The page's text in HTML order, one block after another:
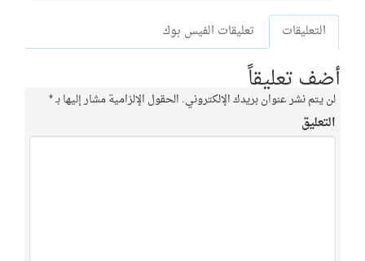
التعليقات تعليقات الفيس بوك
أضف تعليقاً
لن يتم نشر عنوان بريدك الإلكتروني. الحقول الإلزامية مشار إليها بـ*
التعليق